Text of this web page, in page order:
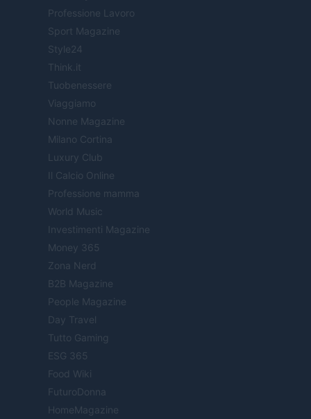
Professione Lavoro
Sport Magazine
Style24
Think.it
Tuobenessere
Viaggiamo
Nonne Magazine
Milano Cortina
Luxury Club
Il Calcio Online
Professione mamma
World Music
Investimenti Magazine
Money 365
Zona Nerd
B2B Magazine
People Magazine
Day Travel
Tutto Gaming
ESG 365
Food Wiki
FuturoDonna
HomeMagazine